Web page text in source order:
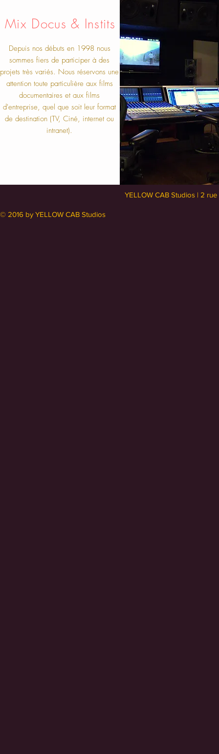
Mix Docus & Instits
Depuis nos débuts en 1998 nous
sommes fiers de participer à des
projets très variés. Nous réservons une
attention toute particulière aux films
documentaires et aux films
d'entreprise, quel que soit leur format
de destination (TV, Ciné, internet ou
intranet).
YELLOW CAB Studios | 2
© 2016 by YELLOW CAB Studios